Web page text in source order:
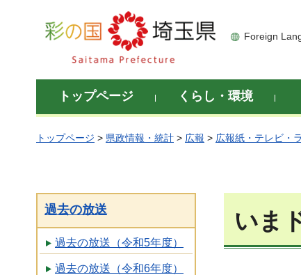
彩の国 埼玉県
Foreign
トップページ くらし・環境
トップページ > 県政情報・統計 > 広報 > 広報紙・テレビ・
過去の放送
過去の放送（令和5年度）
過去の放送（令和6年度）
いま